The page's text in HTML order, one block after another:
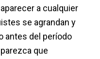
a cualquier
se agrandan y
antes del período
que